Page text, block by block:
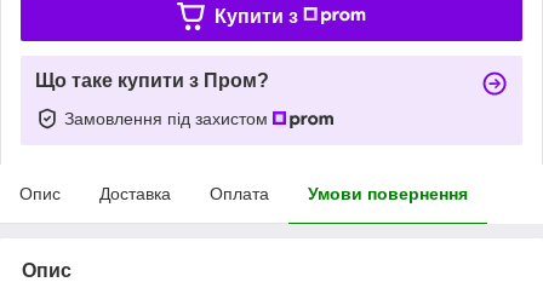
Купити з
Що таке купити з Пром?
Замовлення під захистом
Опис Доставка Оплата Умови повернення
Опис